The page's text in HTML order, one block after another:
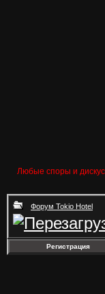
Любые споры и
Форум Tokio Hotel
Регистрация